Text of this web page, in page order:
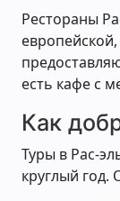
Рестораны
есть кафе с
Как
Туры в Рас-
круглый год.